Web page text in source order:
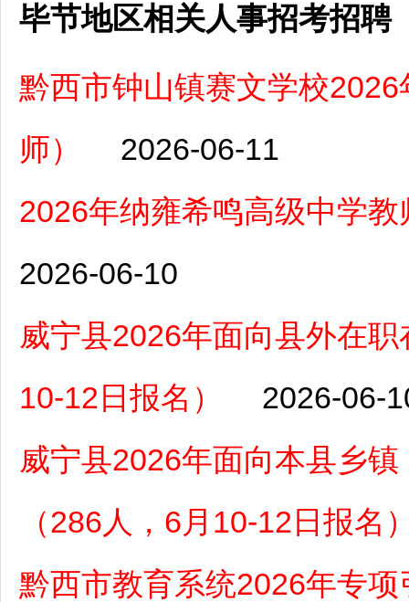
毕节地区相关人事招考招聘
黔西市钟山镇赛文学校
师）
2026-06-11
2026年纳雍希鸣高级中学
2026-06-10
威宁县2026年面向县外在
10-12日报名）
2026-06-
威宁县2026年面向本县乡
（286人，6月10-12日报名
黔西市教育系统2026年专